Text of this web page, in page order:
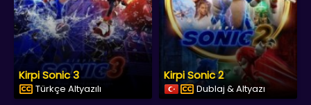
Kirpi Sonic 3
Türkçe Altyazılı
Kirpi Sonic 2
Dublaj & Altyazı